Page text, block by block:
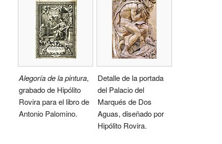
Alegoría de la pintura,
grabado de Hipólito
Rovira para el libro de
Antonio Palomino.
Detalle de la portada
del Palacio del
Marqués de Dos
Aguas, diseñado por
Hipólito Rovira.